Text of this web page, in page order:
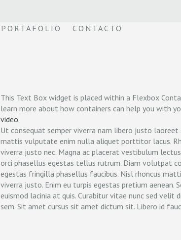
PORTAFOLIO CONTACTO
This Text Box widget is placed within a Flexbox
learn more about how containers can help you with
video.
Ut consequat semper viverra nam libero justo
mattis vulputate enim nulla aliquet porttitor lacus.
viverra justo nec. Magna ac placerat vestibulum
orci phasellus egestas tellus rutrum. Diam volutpat
egestas fringilla phasellus faucibus. Nisl rhoncus
viverra justo. Enim eu turpis egestas pretium aenean.
euismod lacinia at quis. Curabitur vitae nunc sed velit
sem. Sit amet cursus sit amet dictum sit. Libero id